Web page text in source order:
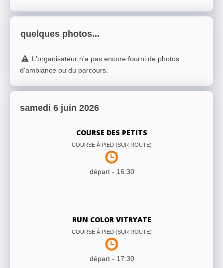
quelques photos...
L'organisateur n'a pas encore fourni de photos
d'ambiance ou du parcours.
samedi 6 juin 2026
COURSE DES PETITS
COURSE À PIED (SUR ROUTE)
départ - 16:30
RUN COLOR VITRYATE
COURSE À PIED (SUR ROUTE)
départ - 17:30